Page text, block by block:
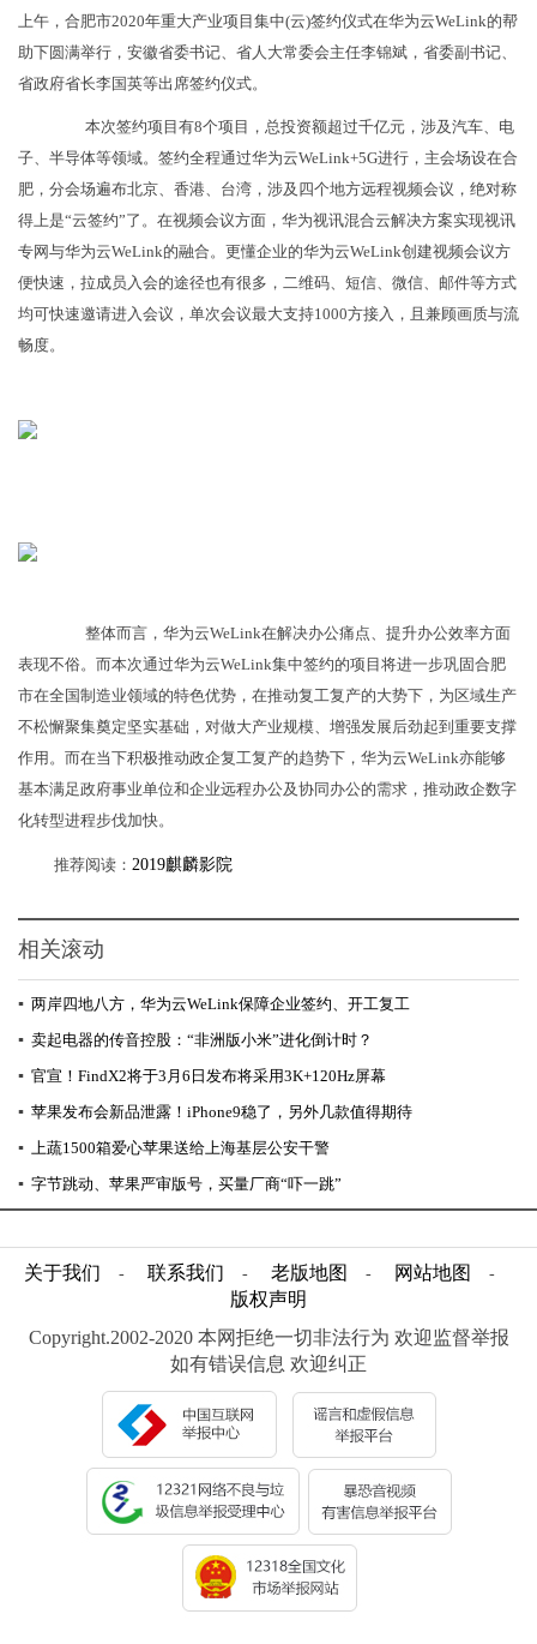
上午，合肥市2020年重大产业项目集中(云)签约仪式在华为云WeLink的帮
助下圆满举行，安徽省委书记、省人大常委会主任李锦斌，省委副书记、
省政府省长李国英等出席签约仪式。
本次签约项目有8个项目，总投资额超过千亿元，涉及汽车、电
子、半导体等领域。签约全程通过华为云WeLink+5G进行，主会场设在合
肥，分会场遍布北京、香港、台湾，涉及四个地方远程视频会议，绝对称
得上是“云签约”了。在视频会议方面，华为视讯混合云解决方案实现视讯
专网与华为云WeLink的融合。更懂企业的华为云WeLink创建视频会议方
便快速，拉成员入会的途径也有很多，二维码、短信、微信、邮件等方式
均可快速邀请进入会议，单次会议最大支持1000方接入，且兼顾画质与流
畅度。
整体而言，华为云WeLink在解决办公痛点、提升办公效率方面
表现不俗。而本次通过华为云WeLink集中签约的项目将进一步巩固合肥
市在全国制造业领域的特色优势，在推动复工复产的大势下，为区域生产
不松懈聚集奠定坚实基础，对做大产业规模、增强发展后劲起到重要支撑
作用。而在当下积极推动政企复工复产的趋势下，华为云WeLink亦能够
基本满足政府事业单位和企业远程办公及协同办公的需求，推动政企数字
化转型进程步伐加快。
推荐阅读： 2019麒麟影院
相关滚动
▪ 两岸四地八方，华为云WeLink保障企业签约、开工复工
▪ 卖起电器的传音控股：“非洲版小米”进化倒计时？
▪ 官宣！FindX2将于3月6日发布将采用3K+120Hz屏幕
▪ 苹果发布会新品泄露！iPhone9稳了，另外几款值得期待
▪ 上蔬1500箱爱心苹果送给上海基层公安干警
▪ 字节跳动、苹果严审版号，买量厂商“吓一跳”
关于我们 - 联系我们 - 老版地图 - 网站地图 -
版权声明
Copyright.2002-2020 本网拒绝一切非法行为 欢迎监督举报
如有错误信息 欢迎纠正